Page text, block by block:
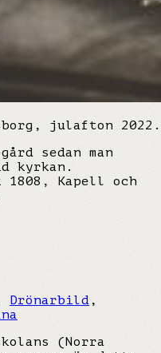
julafton 2022.
sedan man
kyrkan.
1808, Kapell och
Drönarbild ,
(Norra